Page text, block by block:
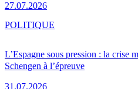
27.07.2026
L’Espagne sous pression : la crise
Schengen à l’épreuve
31.07.2026
POLITIQUE